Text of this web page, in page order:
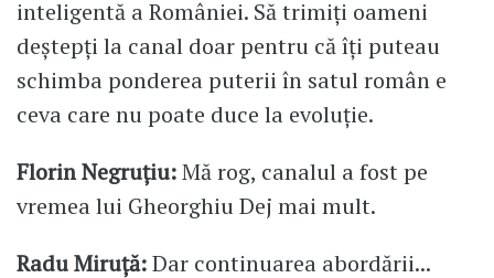
inteligentă a României. Să trimiți oameni
deștepți la canal doar pentru că îți puteau
schimba ponderea puterii în satul român e
ceva care nu poate duce la evoluție.
Florin Negruțiu:Mă rog, canalul a fost pe
vremea lui Gheorghiu Dej mai mult.
Radu Miruță:Dar continuarea abordării...